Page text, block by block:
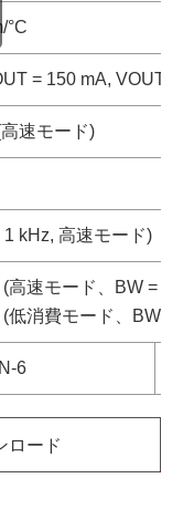
°C
= 150 mA, VOUT
速モード)
1 kHz, 高速モード)
高速モード、BW =
低消費モード、BW =
6
ロード